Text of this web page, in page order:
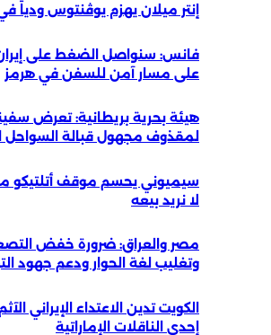
إنتر ميلان يهزم يوڤنتوس ودياً في
فانس: سنواصل الضغط على
على مسار آمن للسفن في هرمز
هيئة بحرية بريطانية: تعرض
لمقذوف مجهول قبالة السواحل
سيميوني يحسم موقف أتلتيكو من
لا نريد بيعه
مصر والعراق: ضرورة خفض
وتغليب لغة الحوار ودعم جهود
الكويت تدين الاعتداء الإيراني
إحدى الناقلات الإماراتية